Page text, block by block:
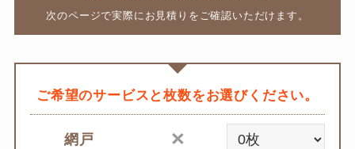
次のページで実際にお見積りをご確認いただけます。
ご希望のサービスと枚数をお選びください。
網戸